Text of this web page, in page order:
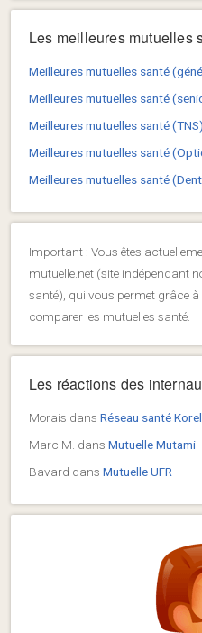
Les meilleures mutuelles
Meilleures mutuelles santé
Meilleures mutuelles santé
Meilleures mutuelles santé (TNS)
Meilleures mutuelles santé
Meilleures mutuelles santé
Important : Vous êtes
mutuelle.net (site indépendant
santé), qui vous permet grâce
comparer les mutuelles santé.
Les réactions des
Morais dans Réseau santé
Marc M. dans Mutuelle Mutami
Bavard dans Mutuelle UFR